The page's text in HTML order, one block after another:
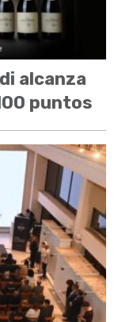
alcanza
puntos